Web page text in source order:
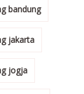
bandung
jakarta
jogja